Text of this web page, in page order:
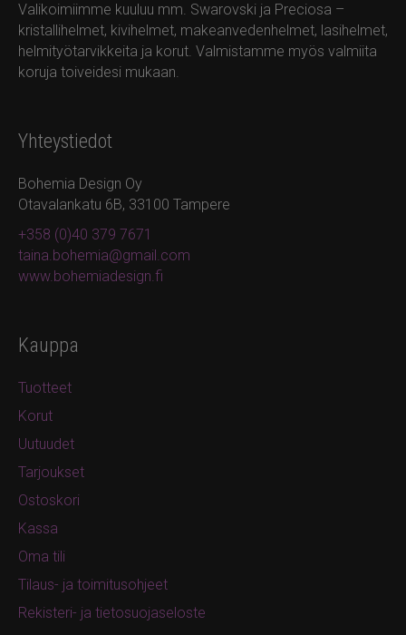
Valikoimiimme kuuluu mm. Swarovski ja Preciosa –
kristallihelmet, kivihelmet, makeanvedenhelmet, lasihelmet,
helmityötarvikkeita ja korut. Valmistamme myös valmiita
koruja toiveidesi mukaan.
Yhteystiedot
Bohemia Design Oy
Otavalankatu 6B, 33100 Tampere
+358 (0)40 379 7671
taina.bohemia@gmail.com
www.bohemiadesign.fi
Kauppa
Tuotteet
Korut
Uutuudet
Tarjoukset
Ostoskori
Kassa
Oma tili
Tilaus- ja toimitusohjeet
Rekisteri- ja tietosuojaseloste